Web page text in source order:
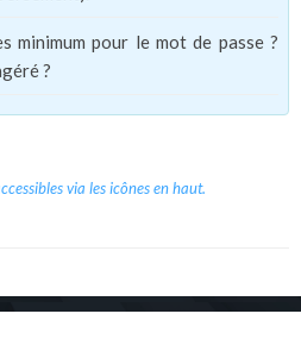
minimum pour le mot de passe ?
?
via les icônes en haut.